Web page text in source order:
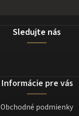
Sledujte nás
Informácie pre vás
Obchodné podmienky